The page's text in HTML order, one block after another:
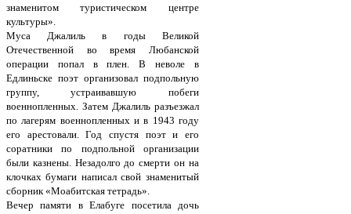
знаменитом туристическом центре
культуры».
Муса Джалиль в годы Великой
Отечественной во время Любанской
операции попал в плен. В неволе в
Едлиньске поэт организовал подпольную
группу, устраивавшую побеги
военнопленных. Затем Джалиль разъезжал
по лагерям военнопленных и в 1943 году
его арестовали. Год спустя поэт и его
соратники по подпольной организации
были казнены. Незадолго до смерти он на
клочках бумаги написал свой знаменитый
сборник «Моабитская тетрадь».
Вечер памяти в Елабуге посетила дочь